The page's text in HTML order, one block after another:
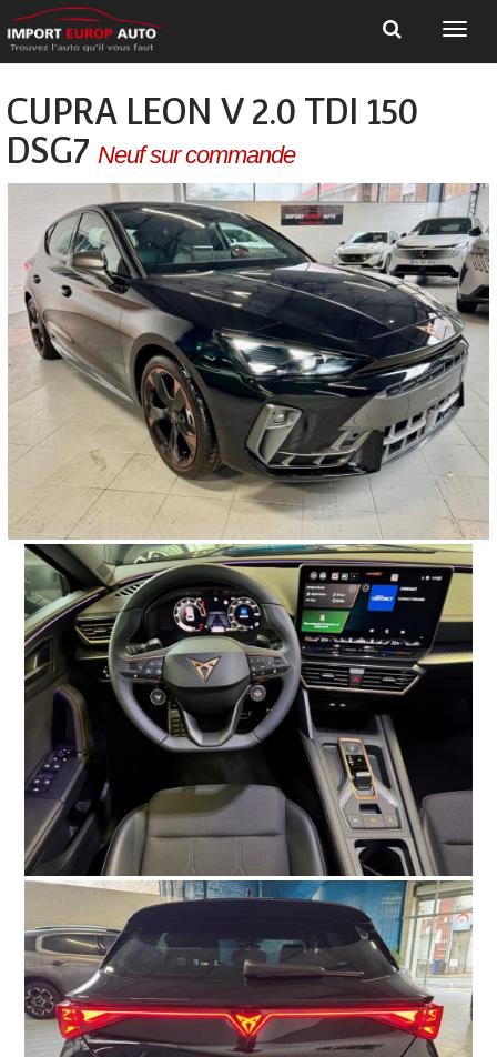
CUPRA LEON V 2.0 TDI 150
DSG7 Neuf sur commande